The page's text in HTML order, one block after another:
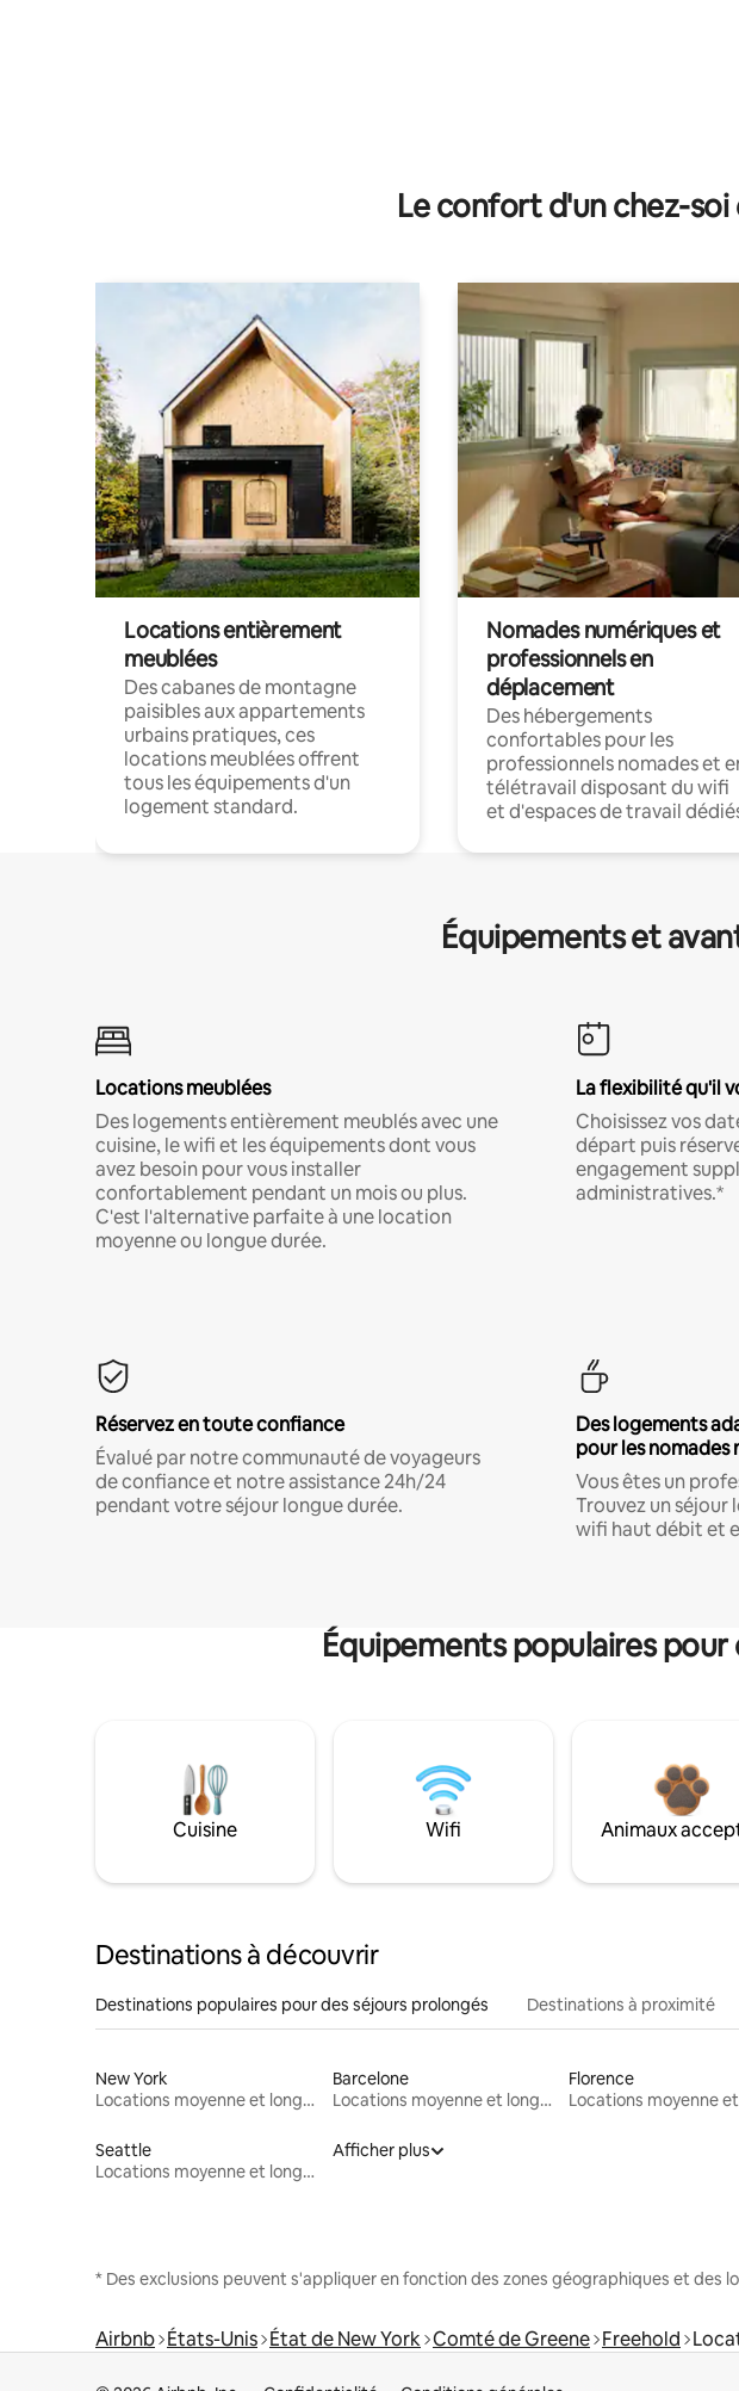
Le confort d'un chez-
Locations entièrement
meublées
Des cabanes de montagne
paisibles aux appartements
urbains pratiques, ces
locations meublées offrent
tous les équipements d'un
logement standard.
Nomades numériques et
professionnels en
déplacement
Des hébergements
confortables pour les
professionnels nomades et
télétravail disposant du wifi
et d'espaces de travail
Équipements et
Locations meublées
Des logements entièrement meublés avec une
cuisine, le wifi et les équipements dont vous
avez besoin pour vous installer
confortablement pendant un mois ou plus.
C'est l'alternative parfaite à une location
moyenne ou longue durée.
La flexibilité qu'il
Choisissez vos
départ puis
engagement
administratives.*
Réservez en toute confiance
Évalué par notre communauté de voyageurs
de confiance et notre assistance 24h/24
pendant votre séjour longue durée.
Des logements
pour les nomades
Vous êtes un
Trouvez un séjour
wifi haut débit et
Équipements populaires
Cuisine Wifi Animaux
Destinations à découvrir
Destinations populaires pour des séjours prolongés Destinations à proximité
New York
Locations moyenne et longue durée
Barcelone
Locations moyenne et longue durée
Florence
Seattle
Locations moyenne et longue durée
Afficher plus
* Des exclusions peuvent s'appliquer en fonction des zones géographiques et des
Airbnb États-Unis État de New York Comté de Greene Freehold